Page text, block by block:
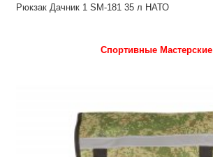
Рюкзак Дачник 1 SM-181 35 л НАТО
Спортивные Мастерские